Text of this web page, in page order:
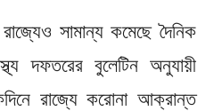
সামান্য কমেছে দৈনিক
দফতরের বুলেটিন অনুযায়ী
রাজ্যে করোনা আক্রান্ত